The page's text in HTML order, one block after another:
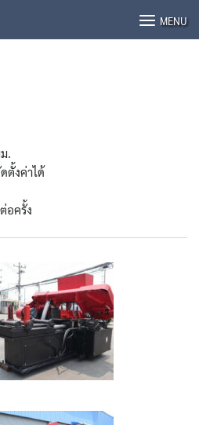
MENU
.
ตั้งค่าได้
อครั้ง